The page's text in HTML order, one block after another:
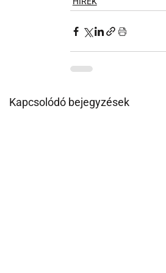
Kapcsolódó bejegyzések